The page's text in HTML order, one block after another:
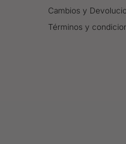
Cambios y
Términos y